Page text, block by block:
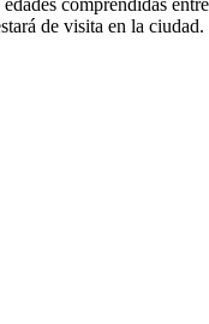
de visita en la ciudad.